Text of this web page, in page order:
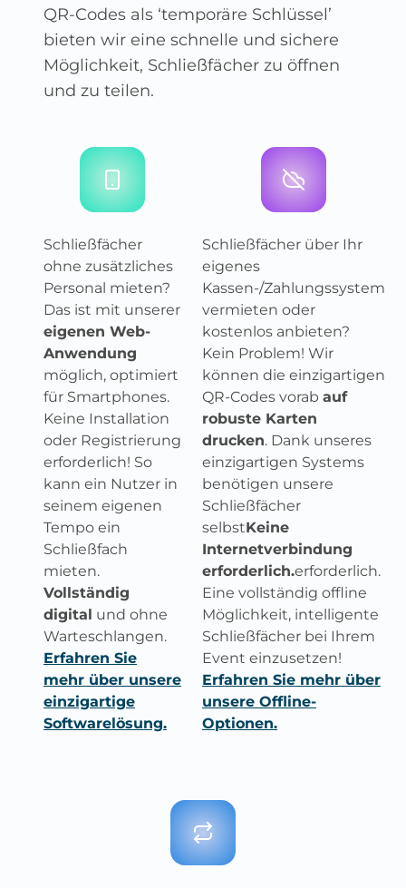
QR-Codes als ‘temporäre Schlüssel’
bieten wir eine schnelle und sichere
Möglichkeit, Schließfächer zu öffnen
und zu teilen.
Schließfächer
ohne zusätzliches
Personal mieten?
Das ist mit unserer
eigenen Web-
Anwendung
möglich, optimiert
für Smartphones.
Keine Installation
oder Registrierung
erforderlich! So
kann ein Nutzer in
seinem eigenen
Tempo ein
Schließfach
mieten.
Vollständig
digital und ohne
Warteschlangen.
Erfahren Sie
mehr über unsere
einzigartige
Softwarelösung.
Schließfächer über Ihr
eigenes
Kassen-/Zahlungssystem
vermieten oder
kostenlos anbieten?
Kein Problem! Wir
können die einzigartigen
QR-Codes vorab auf
robuste Karten
drucken. Dank unseres
einzigartigen Systems
benötigen unsere
Schließfächer
selbstKeine
Internetverbindung
erforderlich.erforderlich.
Eine vollständig offline
Möglichkeit, intelligente
Schließfächer bei Ihrem
Event einzusetzen!
Erfahren Sie mehr über
unsere Offline-
Optionen.